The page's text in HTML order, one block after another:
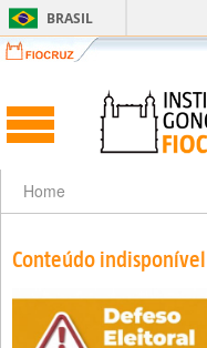
BRASIL
Home
Conteúdo